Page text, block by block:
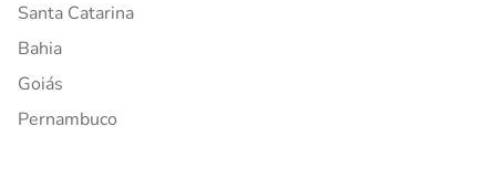
Santa Catarina
Bahia
Goiás
Pernambuco